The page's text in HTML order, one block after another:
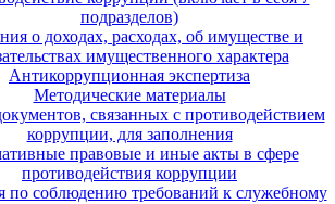
подразделов)
о доходах, расходах, об имуществе и
имущественного характера
Антикоррупционная экспертиза
Методические материалы
связанных с противодействием
коррупции, для заполнения
правовые и иные акты в сфере
противодействия коррупции
по соблюдению требований к служебному